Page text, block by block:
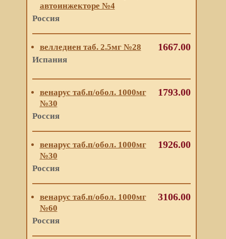
автоинжекторе №4
Россия
велледиен таб. 2.5мг №28
Испания
1667.00
венарус таб.п/обол. 1000мг
№30
Россия
1793.00
венарус таб.п/обол. 1000мг
№30
Россия
1926.00
венарус таб.п/обол. 1000мг
№60
Россия
3106.00